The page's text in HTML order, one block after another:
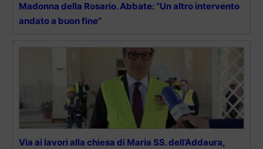
Madonna della Rosario. Abbate: “Un altro intervento
andato a buon fine”
Via ai lavori alla chiesa di Maria SS. dell’Addaura,